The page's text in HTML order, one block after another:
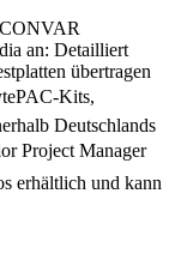
an: Detailliert
übertragen
Kits,
Deutschlands
Project Manager
erhältlich und kann